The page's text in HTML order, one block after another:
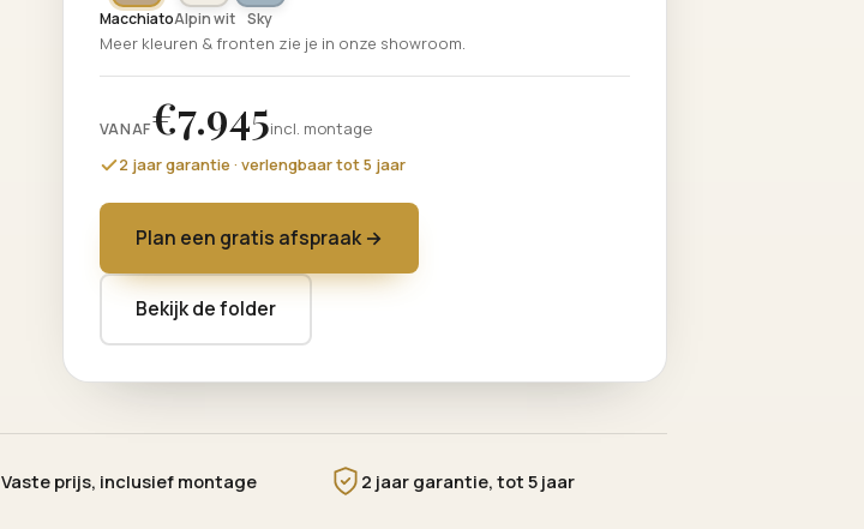
MacchiatoAlpin wit Sky
Meer kleuren & fronten zie je in onze showroom.
VANAF€7.945incl. montage
2 jaar garantie · verlengbaar tot 5 jaar
Plan een gratis afspraak →
Bekijk de folder
Vaste prijs, inclusief montage 2 jaar garantie, tot 5 jaar